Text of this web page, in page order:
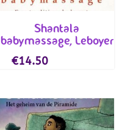
Shantala
babymassage, Leboyer
€14.50